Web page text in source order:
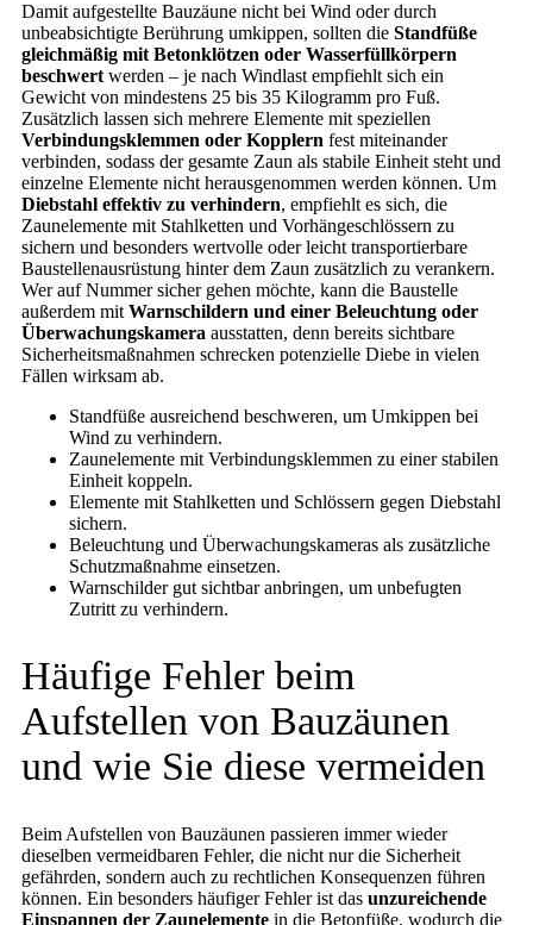
Damit aufgestellte Bauzäune nicht bei Wind oder durch
unbeabsichtigte Berührung umkippen, sollten die Standfüße
gleichmäßig mit Betonklötzen oder Wasserfüllkörpern
beschwert werden – je nach Windlast empfiehlt sich ein
Gewicht von mindestens 25 bis 35 Kilogramm pro Fuß.
Zusätzlich lassen sich mehrere Elemente mit speziellen
Verbindungsklemmen oder Kopplern fest miteinander
verbinden, sodass der gesamte Zaun als stabile Einheit steht und
einzelne Elemente nicht herausgenommen werden können. Um
Diebstahl effektiv zu verhindern, empfiehlt es sich, die
Zaunelemente mit Stahlketten und Vorhängeschlössern zu
sichern und besonders wertvolle oder leicht transportierbare
Baustellenausrüstung hinter dem Zaun zusätzlich zu verankern.
Wer auf Nummer sicher gehen möchte, kann die Baustelle
außerdem mit Warnschildern und einer Beleuchtung oder
Überwachungskamera ausstatten, denn bereits sichtbare
Sicherheitsmaßnahmen schrecken potenzielle Diebe in vielen
Fällen wirksam ab.
Standfüße ausreichend beschweren, um Umkippen bei
Wind zu verhindern.
Zaunelemente mit Verbindungsklemmen zu einer stabilen
Einheit koppeln.
Elemente mit Stahlketten und Schlössern gegen Diebstahl
sichern.
Beleuchtung und Überwachungskameras als zusätzliche
Schutzmaßnahme einsetzen.
Warnschilder gut sichtbar anbringen, um unbefugten
Zutritt zu verhindern.
Häufige Fehler beim
Aufstellen von Bauzäunen
und wie Sie diese vermeiden
Beim Aufstellen von Bauzäunen passieren immer wieder
dieselben vermeidbaren Fehler, die nicht nur die Sicherheit
gefährden, sondern auch zu rechtlichen Konsequenzen führen
können. Ein besonders häufiger Fehler ist das unzureichende
Einspannen der Zaunelemente in die Betonfüße, wodurch die